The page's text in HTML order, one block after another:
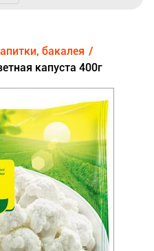
бакалея
капуста 400г